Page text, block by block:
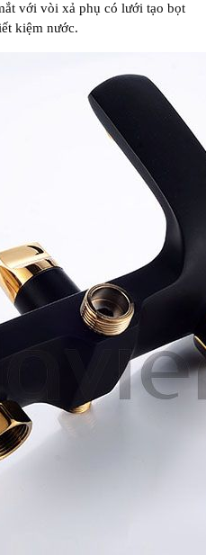
với vòi xả phụ có lưới tạo bọt
kiệm nước.